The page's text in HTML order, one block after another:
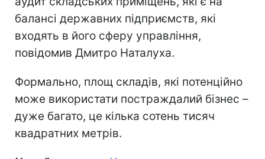
балансі державних підприємств, які
входять в його сферу управління,
повідомив Дмитро Наталуха.
Формально, площ складів, які потенційно
може використати постраждалий бізнес –
дуже багато, це кілька сотень тисяч
квадратних метрів.